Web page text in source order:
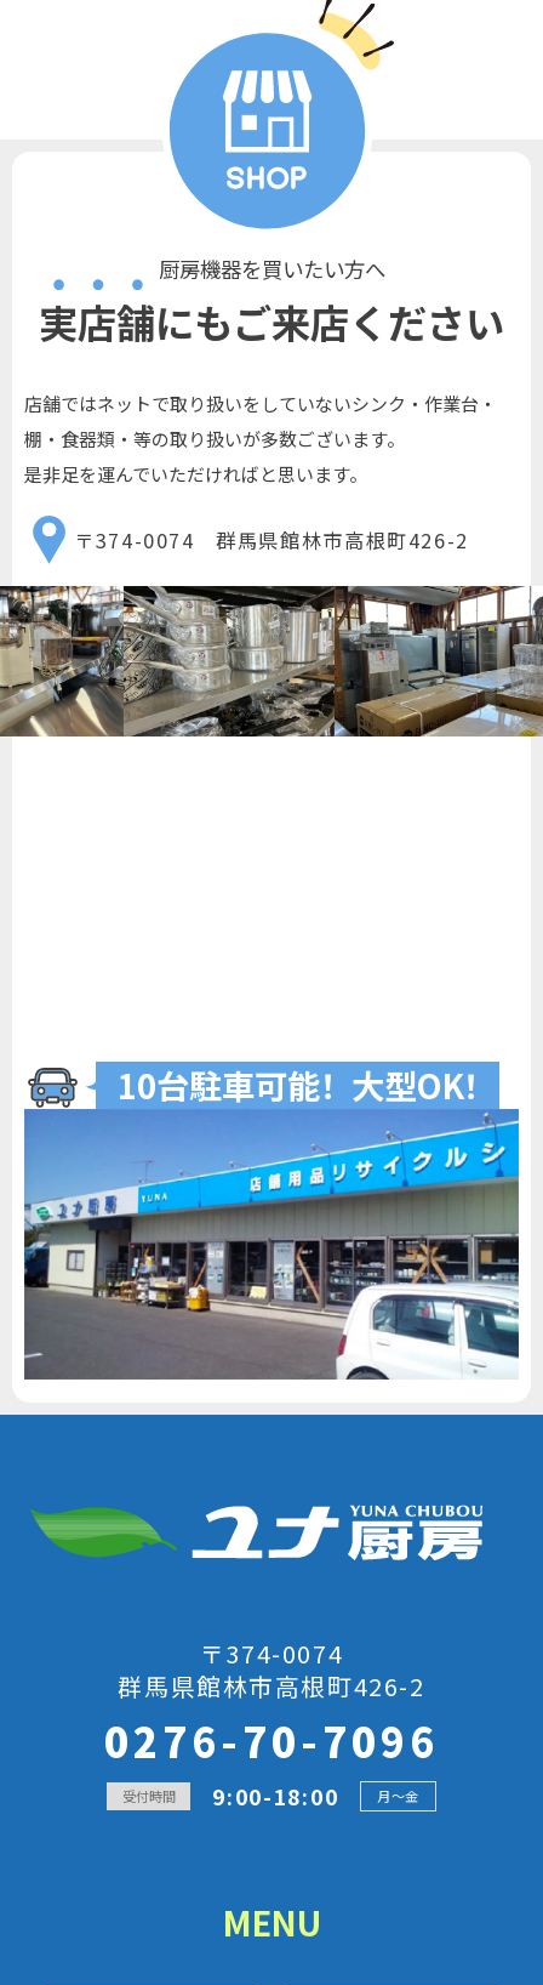
厨房機器を買いたい方へ
実店舗にもご来店ください
店舗ではネットで取り扱いをしていないシンク・作業台・
棚・食器類・等の取り扱いが多数ございます。
是非足を運んでいただければと思います。
〒374-0074 群馬県館林市高根町426-2
10台駐車可能！ 大型OK！
〒374-0074
群馬県館林市高根町426-2
0276-70-7096
受付時間 9:00-18:00 月～金
MENU